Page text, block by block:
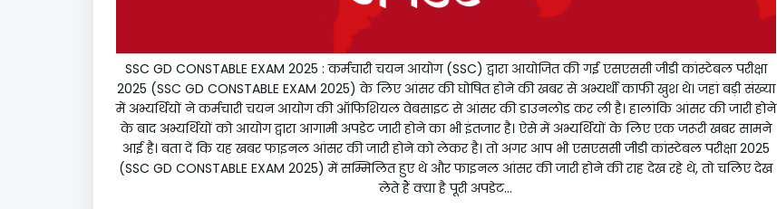
SSC GD CONSTABLE EXAM 2025 : कर्मचारी चयन आयोग (SSC) द्वारा आयोजित की गई एसएससी जीडी कांस्टेबल परीक्षा
2025 (SSC GD CONSTABLE EXAM 2025) के लिए आंसर की घोषित होने की खबर से अभ्यर्थी काफी खुश थे। जहां बड़ी संख्या
में अभ्यर्थियों ने कर्मचारी चयन आयोग की ऑफिशियल वेबसाइट से आंसर की डाउनलोड कर ली है। हालांकि आंसर की जारी होने
के बाद अभ्यर्थियों को आयोग द्वारा आगामी अपडेट जारी होने का भी इंतजार है। ऐसे में अभ्यर्थियों के लिए एक जरूरी खबर सामने
आई है। बता दें कि यह खबर फाइनल आंसर की जारी होने को लेकर है। तो अगर आप भी एसएससी जीडी कांस्टेबल परीक्षा 2025
(SSC GD CONSTABLE EXAM 2025) में सम्मिलित हुए थे और फाइनल आंसर की जारी होने की राह देख रहे थे, तो चलिए देख
लेते हैं क्या है पूरी अपडेट...